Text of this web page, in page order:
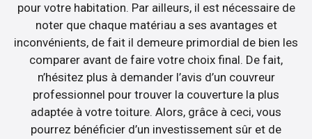
pour votre habitation. Par ailleurs, il est nécessaire de
noter que chaque matériau a ses avantages et
inconvénients, de fait il demeure primordial de bien les
comparer avant de faire votre choix final. De fait,
n’hésitez plus à demander l’avis d’un couvreur
professionnel pour trouver la couverture la plus
adaptée à votre toiture. Alors, grâce à ceci, vous
pourrez bénéficier d’un investissement sûr et de